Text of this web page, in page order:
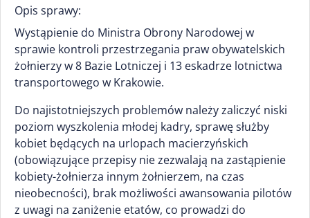
Opis sprawy:
Wystąpienie do Ministra Obrony Narodowej w
sprawie kontroli przestrzegania praw obywatelskich
żołnierzy w 8 Bazie Lotniczej i 13 eskadrze lotnictwa
transportowego w Krakowie.
Do najistotniejszych problemów należy zaliczyć niski
poziom wyszkolenia młodej kadry, sprawę służby
kobiet będących na urlopach macierzyńskich
(obowiązujące przepisy nie zezwalają na zastąpienie
kobiety-żołnierza innym żołnierzem, na czas
nieobecności), brak możliwości awansowania pilotów
z uwagi na zaniżenie etatów, co prowadzi do